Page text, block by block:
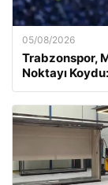
05/08/2026
Trabzonspor,
Noktayı